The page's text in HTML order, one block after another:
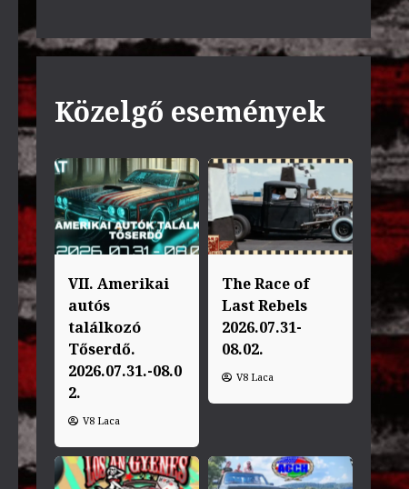
Közelgő események
VII. Amerikai
autós
találkozó
Tőserdő.
2026.07.31.-08.0
2.
V8 Laca
The Race of
Last Rebels
2026.07.31-
08.02.
V8 Laca